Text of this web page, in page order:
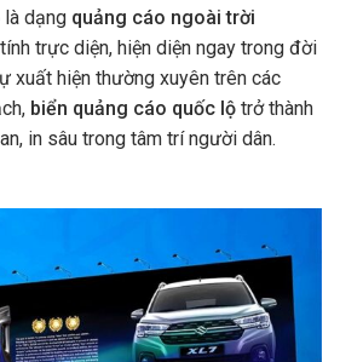
là dạng quảng cáo ngoài trời
trực diện, hiện diện ngay trong đời
xuất hiện thường xuyên trên các
biển quảng cáo quốc lộ trở thành
in sâu trong tâm trí người dân.